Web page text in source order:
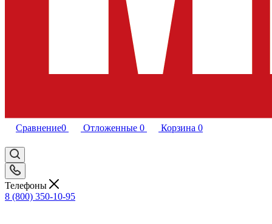
Сравнение0 Отложенные 0 Корзина 0
Телефоны
8 (800) 350-10-95